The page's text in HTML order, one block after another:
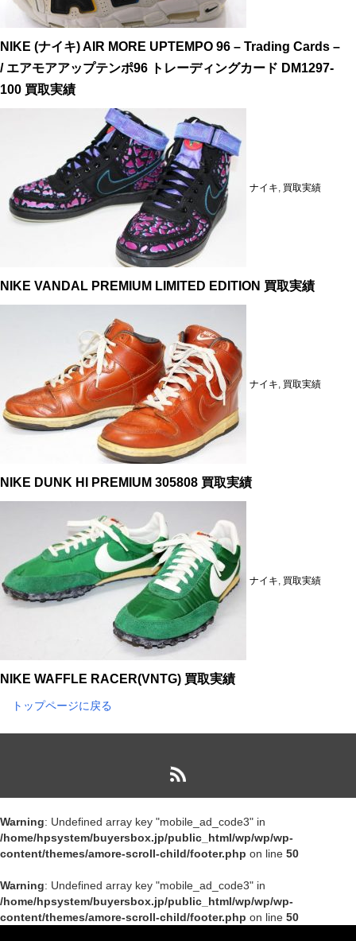
NIKE (ナイキ) AIR MORE UPTEMPO 96 – Trading Cards –
/ エアモアアップテンポ96 トレーディングカード DM1297-
100 買取実績
ナイキ 買取実績
NIKE VANDAL PREMIUM LIMITED EDITION 買取実績
ナイキ 買取実績
NIKE DUNK HI PREMIUM 305808 買取実績
ナイキ 買取実績
NIKE WAFFLE RACER(VNTG) 買取実績
トップページに戻る
Warning: Undefined array key "mobile_ad_code3" in
/home/hpsystem/buyersbox.jp/public_html/wp/wp/wp-
content/themes/amore-scroll-child/footer.php on line 50
Warning: Undefined array key "mobile_ad_code3" in
/home/hpsystem/buyersbox.jp/public_html/wp/wp/wp-
content/themes/amore-scroll-child/footer.php on line 50